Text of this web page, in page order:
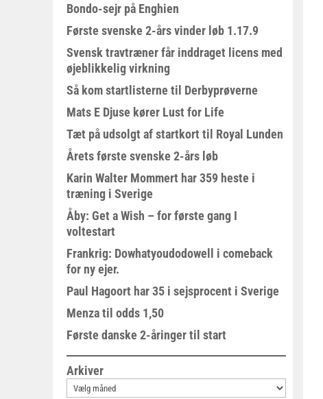
Bondo-sejr på Enghien
Første svenske 2-års vinder løb 1.17.9
Svensk travtræner får inddraget licens med
øjeblikkelig virkning
Så kom startlisterne til Derbyprøverne
Mats E Djuse kører Lust for Life
Tæt på udsolgt af startkort til Royal Lunden
Årets første svenske 2-års løb
Karin Walter Mommert har 359 heste i
træning i Sverige
Åby: Get a Wish – for første gang I
voltestart
Frankrig: Dowhatyoudodowell i comeback
for ny ejer.
Paul Hagoort har 35 i sejsprocent i Sverige
Menza til odds 1,50
Første danske 2-åringer til start
Arkiver